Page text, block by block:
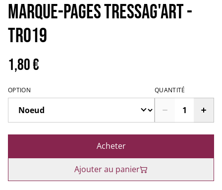
MARQUE-PAGES TRESSAG'ART -
TR019
1,80 €
OPTION QUANTITÉ
Acheter
Ajouter au panier